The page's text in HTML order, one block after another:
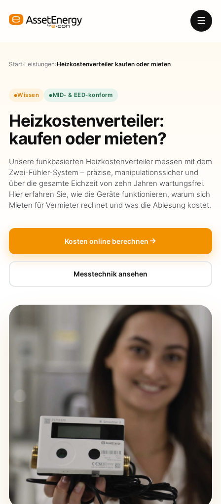
☰
Start›Leistungen›Heizkostenverteiler kaufen oder mieten
Wissen MID- & EED-konform
Heizkostenverteiler:
kaufen oder mieten?
Unsere funkbasierten Heizkostenverteiler messen mit dem
Zwei-Fühler-System – präzise, manipulationssicher und
über die gesamte Eichzeit von zehn Jahren wartungsfrei.
Hier erfahren Sie, wie die Geräte funktionieren, warum sich
Mieten für Vermieter rechnet und was die Ablesung kostet.
Kosten online berechnen
Messtechnik ansehen